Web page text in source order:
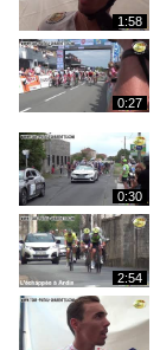
1:58
0:27
0:30
2:54